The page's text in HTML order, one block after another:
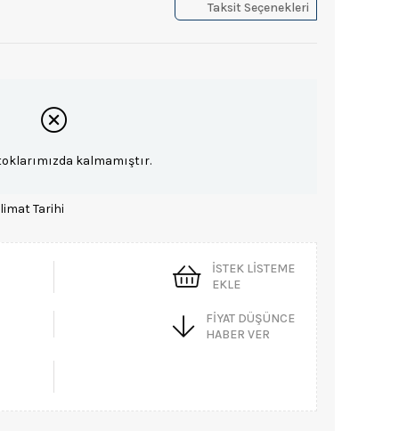
Taksit Seçenekleri
kalmamıştır.
Tarihi
İSTEK LISTEME
EKLE
FIYAT DÜŞÜNCE
HABER VER